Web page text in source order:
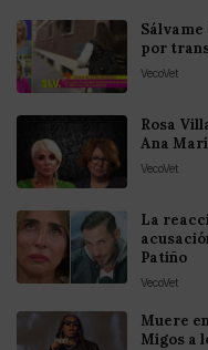
por
VecoVet
Rosa
Ana
VecoVet
La
Patiño
VecoVet
Muere
Migos a